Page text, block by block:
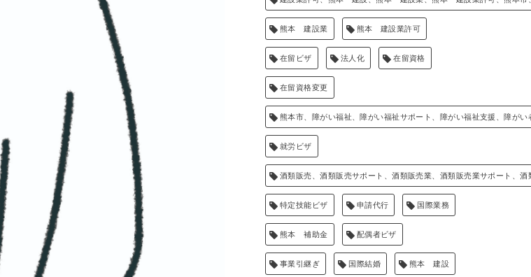
熊本 建設業 熊本 建設業許可
在留ビザ 法人化 在留資格
在留資格変更
熊本市、障がい福祉、障がい福祉サポート、障がい福祉支援、障がい
就労ビザ
酒類販売、酒類販売サポート、酒類販売業、酒類販売業サポート、
特定技能ビザ 申請代行 国際業務
熊本 補助金 配偶者ビザ
事業引継ぎ 国際結婚 熊本 建設